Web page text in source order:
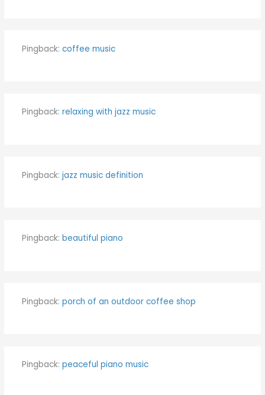
Pingback: coffee music
Pingback: relaxing with jazz music
Pingback: jazz music definition
Pingback: beautiful piano
Pingback: porch of an outdoor coffee shop
Pingback: peaceful piano music